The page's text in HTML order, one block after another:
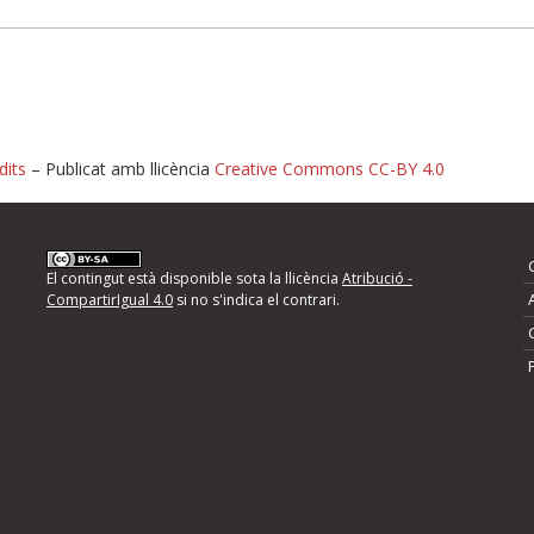
d'errors
següents i descriviu quina és la millora que
– Publicat amb llicència Creative Commons CC-BY 4.0
El contingut està disponible sota la llicència Atribució -
CompartirIgual 4.0si no s'indica el contrari.